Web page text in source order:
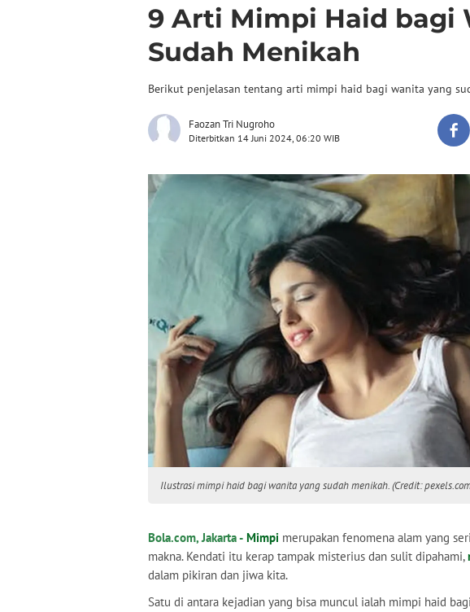
9 Arti Mimpi Haid bagi
Sudah Menikah
Berikut penjelasan tentang arti mimpi haid bagi wanita yang
Faozan Tri Nugroho
Diterbitkan 14 Juni 2024, 06:20 WIB
Ilustrasi mimpi haid bagi wanita yang sudah menikah. (Credit:
Bola.com, Jakarta - Mimpi merupakan fenomena alam yang
makna. Kendati itu kerap tampak misterius dan sulit dipahami,
dalam pikiran dan jiwa kita.
Satu di antara kejadian yang bisa muncul ialah mimpi haid